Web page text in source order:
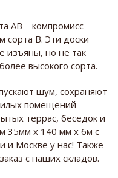
AB – компромисс
сорта В. Эти доски
изъяны, но не так
высокого сорта.
шум, сохраняют
помещений –
террас, беседок и
35мм х 140 мм х 6м с
и Москве у нас! Также
с наших складов.